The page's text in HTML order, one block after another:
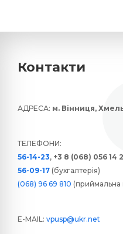
Контакти
АДРЕСА: м. Вінниця,
ТЕЛЕФОНИ:
56-14-23, +3 8 (068) 056 14
56-09-17 (бухгалтерія)
(068) 96 69 810 (приймальна
E-MAIL: vpusp@ukr.net